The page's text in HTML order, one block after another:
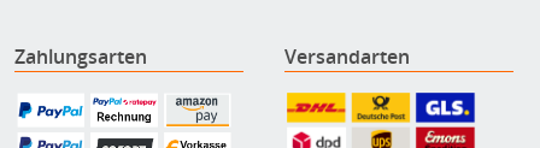
Zahlungsarten Versandarten